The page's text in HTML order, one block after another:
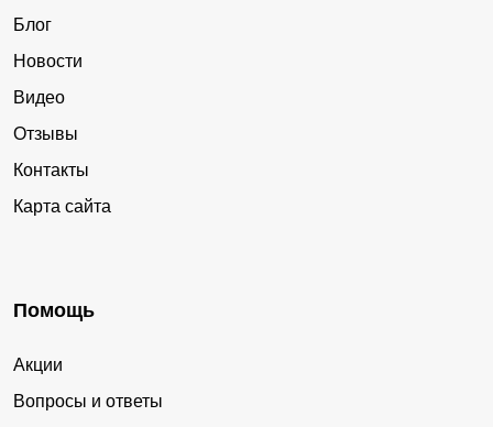
Блог
Новости
Видео
Отзывы
Контакты
Карта сайта
Помощь
Акции
Вопросы и ответы